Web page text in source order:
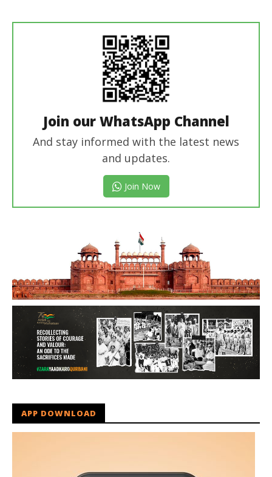
Join our WhatsApp Channel
And stay informed with the latest news
and updates.
Join Now
APP DOWNLOAD